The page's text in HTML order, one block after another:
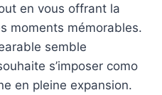
en vous offrant la
moments mémorables.
semble
s’imposer como
en pleine expansion.